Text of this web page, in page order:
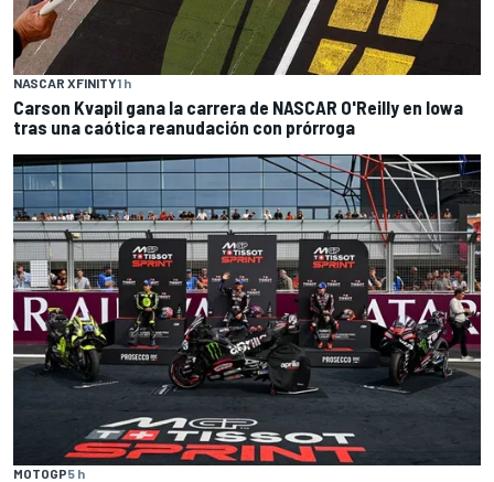
NASCAR XFINITY1 h
Carson Kvapil gana la carrera de NASCAR O'Reilly en Iowa
tras una caótica reanudación con prórroga
MOTOGP5 h